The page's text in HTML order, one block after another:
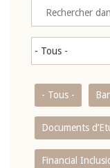
- Tous -
Documents
Financial